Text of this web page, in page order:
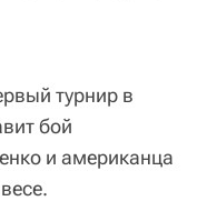
турнир в
бой
и американца